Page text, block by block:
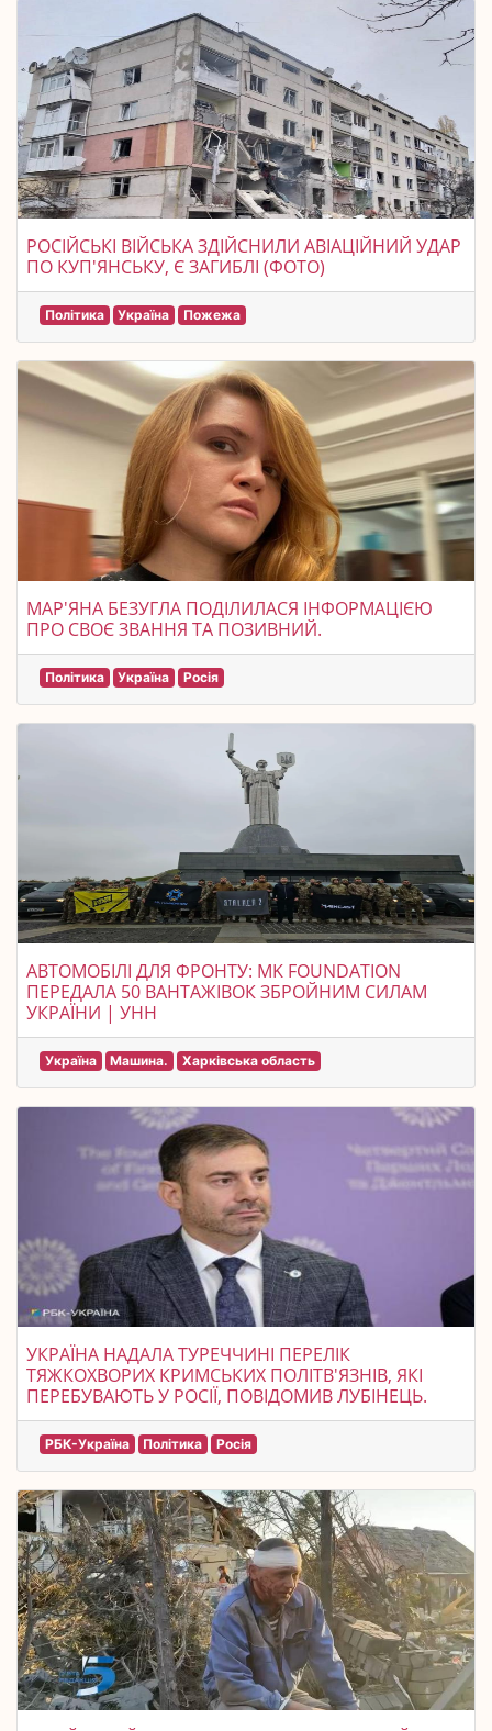
РОСІЙСЬКІ ВІЙСЬКА ЗДІЙСНИЛИ АВІАЦІЙНИЙ УДАР
ПО КУП'ЯНСЬКУ, Є ЗАГИБЛІ (ФОТО)
Політика Україна Пожежа
МАР'ЯНА БЕЗУГЛА ПОДІЛИЛАСЯ ІНФОРМАЦІЄЮ
ПРО СВОЄ ЗВАННЯ ТА ПОЗИВНИЙ.
Політика Україна Росія
АВТОМОБІЛІ ДЛЯ ФРОНТУ: MK FOUNDATION
ПЕРЕДАЛА 50 ВАНТАЖІВОК ЗБРОЙНИМ СИЛАМ
УКРАЇНИ | УНН
Україна Машина. Харківська область
УКРАЇНА НАДАЛА ТУРЕЧЧИНІ ПЕРЕЛІК
ТЯЖКОХВОРИХ КРИМСЬКИХ ПОЛІТВ'ЯЗНІВ, ЯКІ
ПЕРЕБУВАЮТЬ У РОСІЇ, ПОВІДОМИВ ЛУБІНЕЦЬ.
РБК-Україна Політика Росія